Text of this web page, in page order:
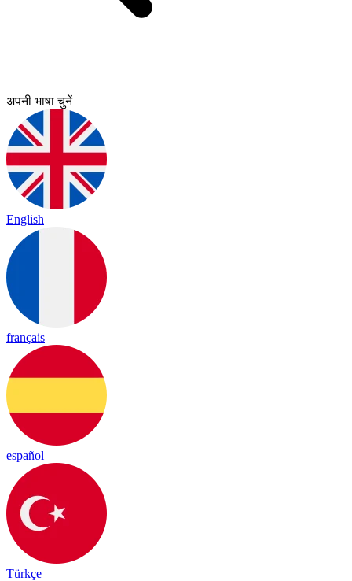
अपनी भाषा चुनें
English
français
español
Türkçe